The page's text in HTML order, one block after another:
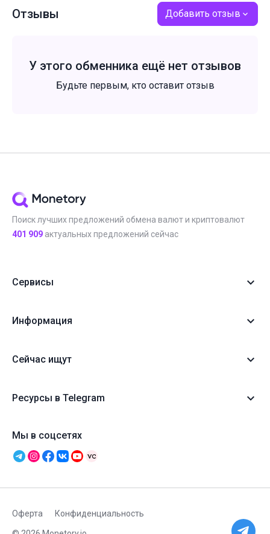
Отзывы Добавить отзыв
У этого обменника ещё нет отзывов
Будьте первым, кто оставит отзыв
Поиск лучших предложений обмена валют и криптовалют
401 909 актуальных предложений сейчас
Сервисы
Информация
Сейчас ищут
Ресурсы в Telegram
Мы в соцсетях
Оферта Конфиденциальность